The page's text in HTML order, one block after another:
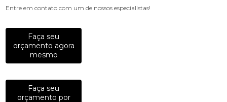
Entre em contato com um de nossos especialistas!
Faça seu
orçamento agora
mesmo
Faça seu
orçamento por